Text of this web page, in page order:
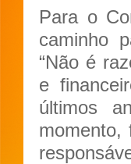
Para o
caminho
“Não é
e
últimos
momento,